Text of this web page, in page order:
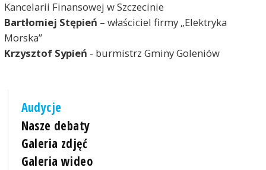
Kancelarii Finansowej w Szczecinie
Bartłomiej Stępień – właściciel firmy „Elektryka
Morska”
Krzysztof Sypień - burmistrz Gminy Goleniów
Audycje
Nasze debaty
Galeria zdjęć
Galeria wideo